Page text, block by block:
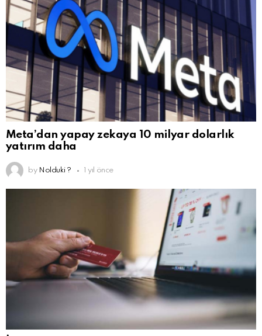
Meta’dan yapay zekaya 10 milyar dolarlık
yatırım daha
by Nolduki ? 1 yıl önce